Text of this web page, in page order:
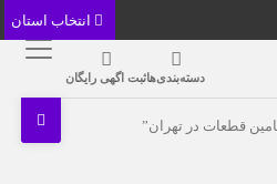
دسته‌بندی‌هاثبت اگهی رایگان
قطعات در تهران”